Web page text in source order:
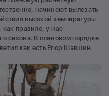
начинают вылезать
высокой температуры
правило, у нас
сезона. В плановом порядке
как есть Егор Шавшин.